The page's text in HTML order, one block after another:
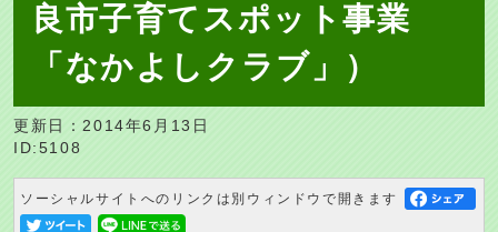
良市子育てスポット事業
「なかよしクラブ」）
更新日：2014年6月13日
ID:5108
ソーシャルサイトへのリンクは別ウィンドウで開きます